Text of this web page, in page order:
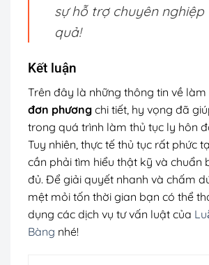
sự hỗ trợ chuyên nghiệp
quả!
Kết luận
Trên đây là những thông tin về làm
đơn phương chi tiết, hy vọng đã
trong quá trình làm thủ tục ly hôn
Tuy nhiên, thực tế thủ tục rất phức
cần phải tìm hiểu thật kỹ và chuẩn
đủ. Để giải quyết nhanh và chấm
mệt mỏi tốn thời gian bạn có thể
dụng các dịch vụ tư vấn luật của
Bàng nhé!